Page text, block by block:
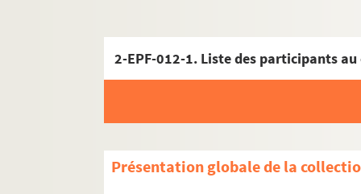
2-EPF-012-1. Liste des participants au
Présentation globale de la